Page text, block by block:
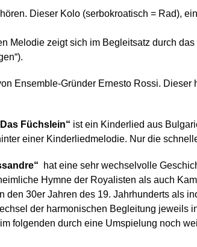
Dieser Kolo (serbokroatisch = Rad),
Melodie zeigt sich im Begleitsatz durch
Ensemble-Gründer Ernesto Rossi.
Füchslein“ ist ein Kinderlied aus
einer Kinderliedmelodie. Nur die
hat eine sehr wechselvolle
Hymne der Royalisten als auch
30er Jahren des 19. Jahrhunderts als
der harmonischen Begleitung jeweils
folgenden durch eine Umspielung noch